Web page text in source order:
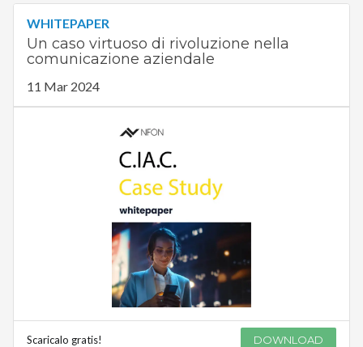
WHITEPAPER
Un caso virtuoso di rivoluzione nella
comunicazione aziendale
11 Mar 2024
Scaricalo gratis! DOWNLOAD